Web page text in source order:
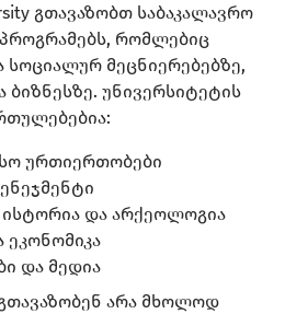
გთავაზობთ საბაკალავრო
რომლებიც
მეცნიერებებზე,
ბიზნესზე. უნივერსიტეტის
ურთიერთობები
და არქეოლოგია
და მედია
არა მხოლოდ